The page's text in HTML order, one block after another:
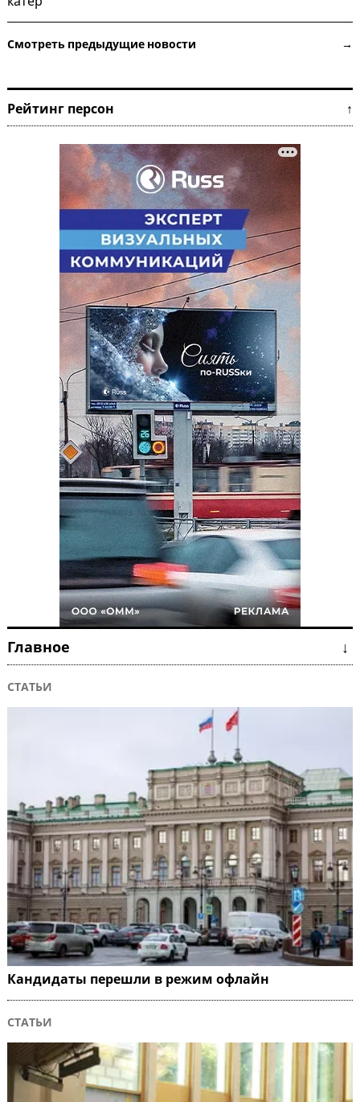
Смотреть предыдущие новости →
Рейтинг персон ↑
Главное ↓
СТАТЬИ
Кандидаты перешли в режим офлайн
СТАТЬИ